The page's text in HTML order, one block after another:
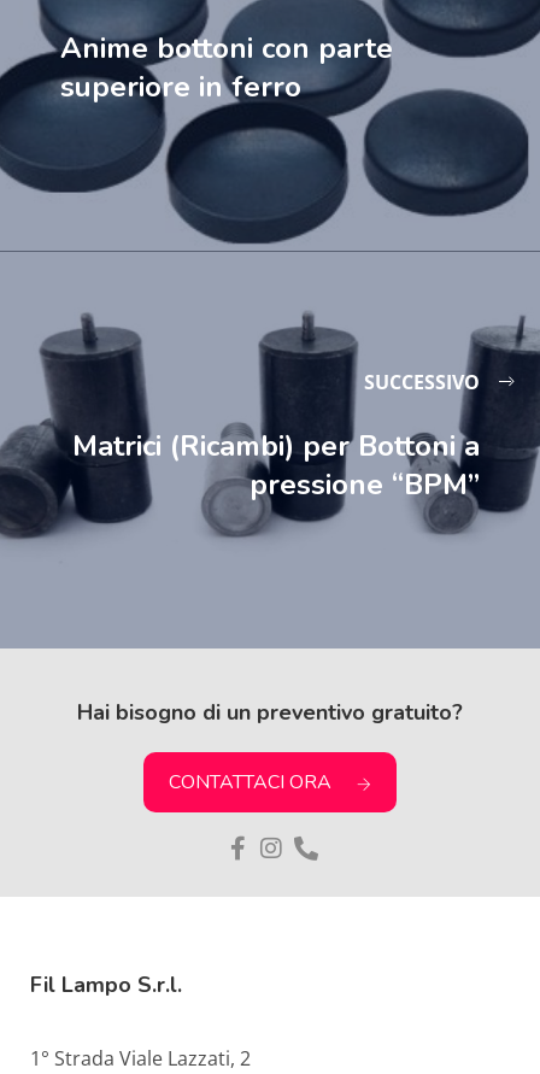
Anime bottoni con parte
superiore in ferro
SUCCESSIVO
Matrici (Ricambi) per Bottoni a
pressione “BPM”
Hai bisogno di un preventivo gratuito?
CONTATTACI ORA
Fil Lampo S.r.l.
1° Strada Viale Lazzati, 2